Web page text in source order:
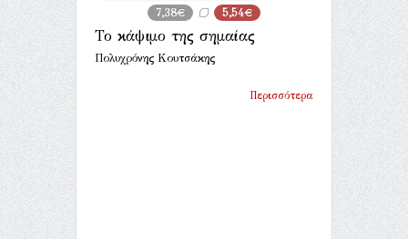
7,38€ 5,54€
Το κάψιμο της σημαίας
Πολυχρόνης Κουτσάκης
Περισσότερα